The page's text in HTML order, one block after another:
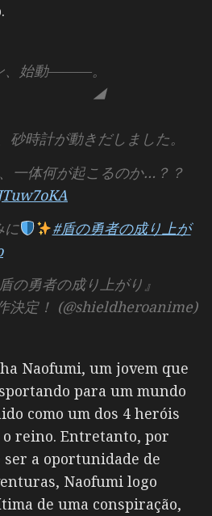
、始動―――。
砂時計が動きだしました。
一体何が起こるのか…？？
に
#盾の勇者の成り上が
の勇者の成り上がり』
決定！ (@shieldheroanime)
Naofumi, um jovem que
para um mundo
como um dos 4 heróis
reino. Entretanto, por
ser a oportunidade de
Naofumi logo
de uma conspiração,